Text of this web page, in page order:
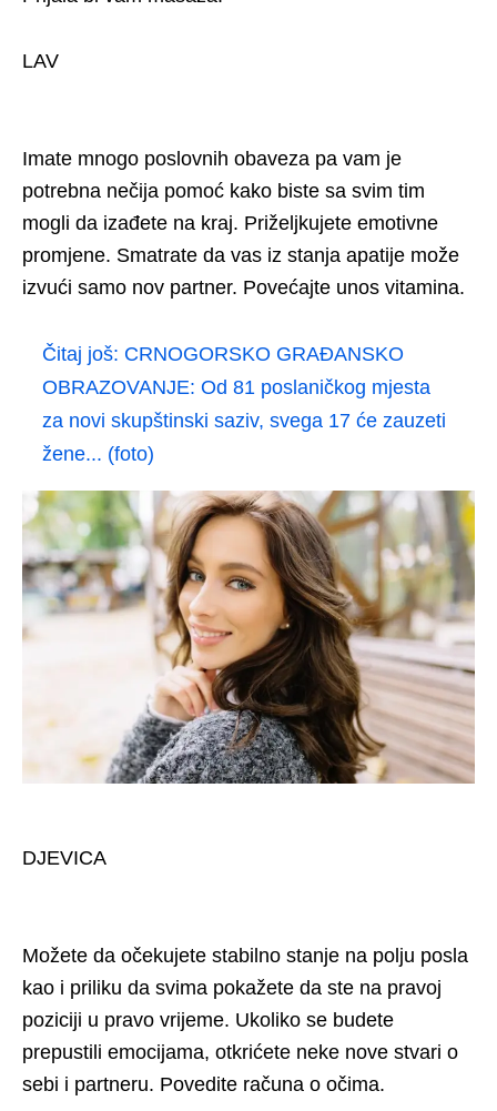
LAV
Imate mnogo poslovnih obaveza pa vam je
potrebna nečija pomoć kako biste sa svim tim
mogli da izađete na kraj. Priželjkujete emotivne
promjene. Smatrate da vas iz stanja apatije može
izvući samo nov partner. Povećajte unos vitamina.
Čitaj još: CRNOGORSKO GRAĐANSKO
OBRAZOVANJE: Od 81 poslaničkog mjesta
za novi skupštinski saziv, svega 17 će zauzeti
žene... (foto)
DJEVICA
Možete da očekujete stabilno stanje na polju posla
kao i priliku da svima pokažete da ste na pravoj
poziciji u pravo vrijeme. Ukoliko se budete
prepustili emocijama, otkrićete neke nove stvari o
sebi i partneru. Povedite računa o očima.